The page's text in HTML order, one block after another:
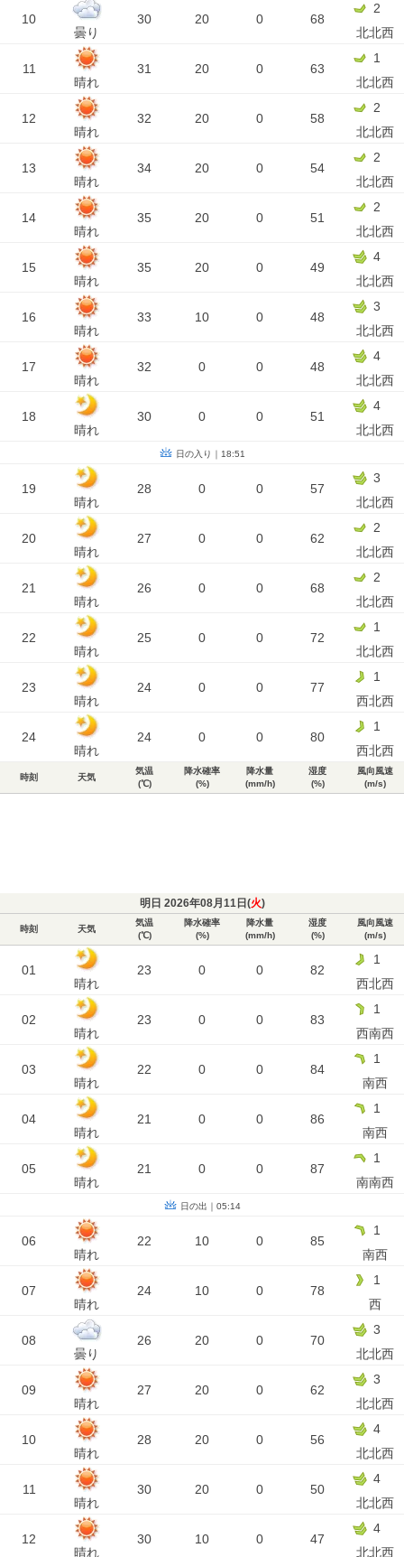
10
曇り
30 20 0 68
2
北北西
11
晴れ
31 20 0 63
1
北北西
12
晴れ
32 20 0 58
2
北北西
13
晴れ
34 20 0 54
2
北北西
14
晴れ
35 20 0 51
2
北北西
15
晴れ
35 20 0 49
4
北北西
16
晴れ
33 10 0 48
3
北北西
17
晴れ
32 0 0 48
4
北北西
18
晴れ
30 0 0 51
4
北北西
日の入り｜18:51
19
晴れ
28 0 0 57
3
北北西
20
晴れ
27 0 0 62
2
北北西
21
晴れ
26 0 0 68
2
北北西
22
晴れ
25 0 0 72
1
北北西
23
晴れ
24 0 0 77
1
西北西
24
晴れ
24 0 0 80
1
西北西
時刻 天気
気温
(℃)
降水確率
(%)
降水量
(mm/h)
湿度
(%)
風向風速
(m/s)
明日 2026年08月11日(火)
時刻 天気
気温
(℃)
降水確率
(%)
降水量
(mm/h)
湿度
(%)
風向風速
(m/s)
01
晴れ
23 0 0 82
1
西北西
02
晴れ
23 0 0 83
1
西南西
03
晴れ
22 0 0 84
1
南西
04
晴れ
21 0 0 86
1
南西
05
晴れ
21 0 0 87
1
南南西
日の出｜05:14
06
晴れ
22 10 0 85
1
南西
07
晴れ
24 10 0 78
1
西
08
曇り
26 20 0 70
3
北北西
09
晴れ
27 20 0 62
3
北北西
10
晴れ
28 20 0 56
4
北北西
11
晴れ
30 20 0 50
4
北北西
12
晴れ
30 10 0 47
4
北北西